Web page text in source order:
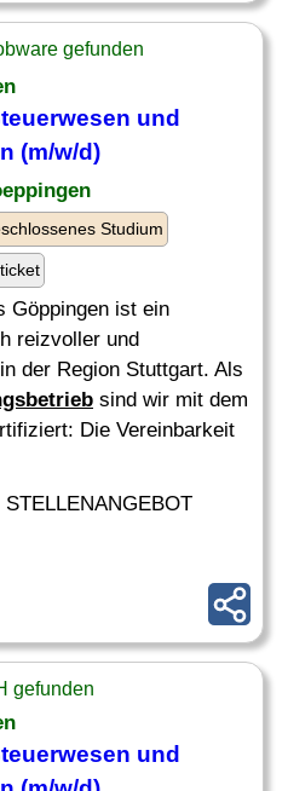
gefunden
und
(m/w/d)
Studium
Göppingen ist ein
reizvoller und
der Region Stuttgart. Als
sind wir mit dem
Die Vereinbarkeit
gefunden
und